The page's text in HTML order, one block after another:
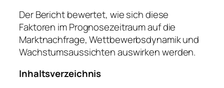
Der Bericht bewertet, wie sich diese
Faktoren im Prognosezeitraum auf die
Marktnachfrage, Wettbewerbsdynamik und
Wachstumsaussichten auswirken werden.
Inhaltsverzeichnis